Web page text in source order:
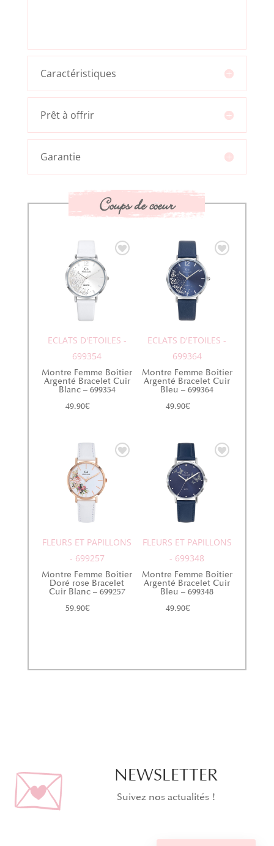
Caractéristiques
Prêt à offrir
Garantie
Coups de coeur
ECLATS D'ETOILES -
699354
Montre Femme Boîtier
Argenté Bracelet Cuir
Blanc – 699354
49.90€
ECLATS D'ETOILES -
699364
Montre Femme Boîtier
Argenté Bracelet Cuir
Bleu – 699364
49.90€
FLEURS ET PAPILLONS
- 699257
Montre Femme Boîtier
Doré rose Bracelet
Cuir Blanc – 699257
59.90€
FLEURS ET PAPILLONS
- 699348
Montre Femme Boîtier
Argenté Bracelet Cuir
Bleu – 699348
49.90€
NEWSLETTER
Suivez nos actualités !